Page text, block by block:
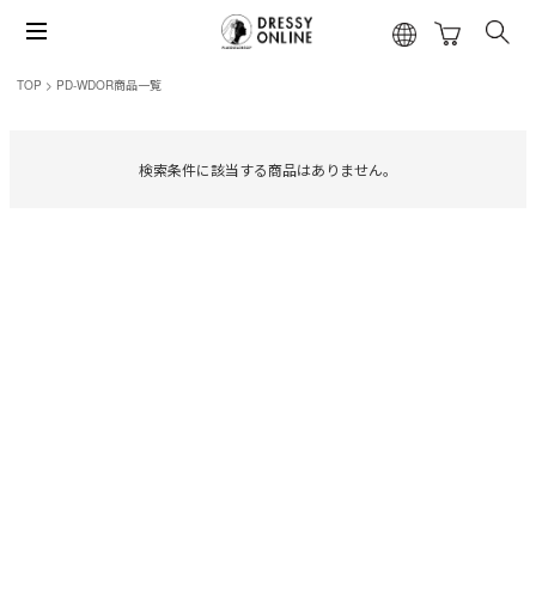
TOP PD-WDOR商品一覧
検索条件に該当する商品はありません。